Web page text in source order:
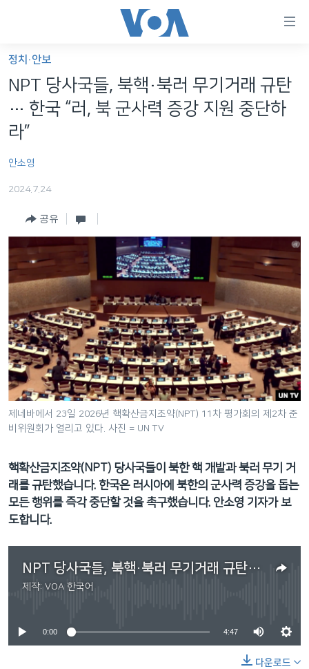
가
능
링
크
인
로
이
동
메
인
네
비
게
이
션
으
로
검
이
VOD
FOLLOW US
언어 선택
정치·안보
NPT 당사국들, 북핵·북러 무기거래 규탄
… 한국 “러, 북 군사력 증강 지원 중단하
라”
안소영
2024.7.24
공유
제네바에서 23일 2026년 핵확산금지조약(NPT) 11차 평가회의 제2차 준
비위원회가 열리고 있다. 사진 = UN TV
핵확산금지조약(NPT) 당사국들이 북한 핵 개발과 북러 무기 거
래를 규탄했습니다. 한국은 러시아에 북한의 군사력 증강을 돕는
모든 행위를 즉각 중단할 것을 촉구했습니다. 안소영 기자가 보
도합니다.
NPT 당사국들, 북핵·북러 무기거래 규탄 … 한국 “러, 북 군사력 증강 지원 중단하라”.mp3
제작: VOA 한국어
No media source currently available
0:00 4:47
다운로드